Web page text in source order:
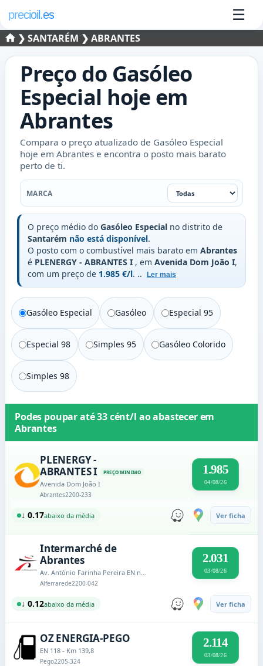
precioil.es ☰
❯SANTARÉM ❯ ABRANTES
Preço do Gasóleo
Especial hoje em
Abrantes
Compara o preço atualizado de Gasóleo Especial
hoje em Abrantes e encontra o posto mais barato
perto de ti.
Marca
MARCA
O preço médio do Gasóleo Especial no distrito de
Santarém não está disponível.
O posto com o combustível mais barato em Abrantes
é PLENERGY - ABRANTES I , em Avenida Dom João I,
com um preço de 1.985 €/l. .. Ler mais
Gasóleo Especial Gasóleo Especial 95
Especial 98 Simples 95 Gasóleo Colorido
Simples 98
Podes poupar até33 cént/l ao abastecer em
Abrantes
PLENERGY -
ABRANTES I
PREÇO MINIMO
Avenida Dom João I
Abrantes2200-233
1.985
04/08/26
↓ 0.17abaixo da média Ver ficha
Intermarché de
Abrantes
Av. António Farinha Pereira EN nº 244 ao Km 25.31 lado direito
Alferrarede2200-042
2.031
03/08/26
↓ 0.12abaixo da média Ver ficha
OZ ENERGIA-PEGO
EN 118 - Km 139,8
Pego2205-324
2.114
03/08/26